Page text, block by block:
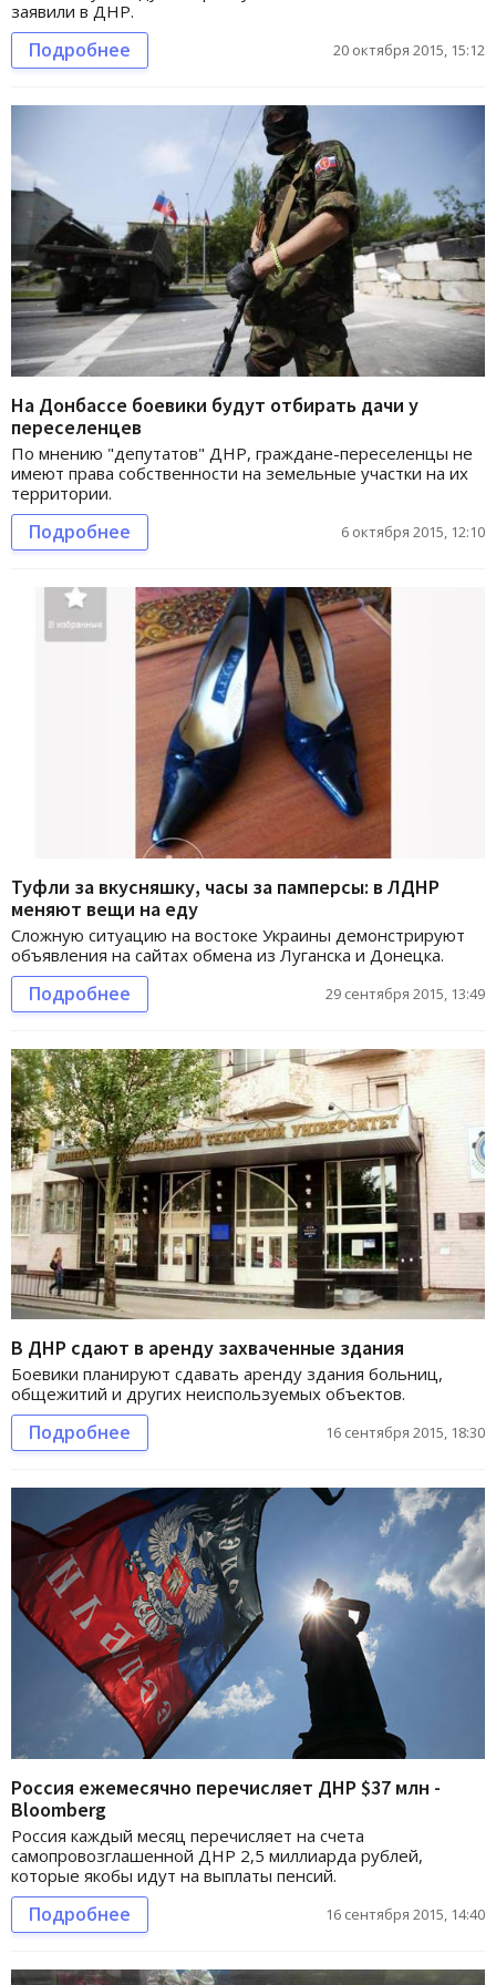
заявили в ДНР.
Подробнее 20 октября 2015, 15:12
На Донбассе боевики будут отбирать дачи у
переселенцев
По мнению "депутатов" ДНР, граждане-переселенцы не
имеют права собственности на земельные участки на их
территории.
Подробнее 6 октября 2015, 12:10
Туфли за вкусняшку, часы за памперсы: в ЛДНР
меняют вещи на еду
Сложную ситуацию на востоке Украины демонстрируют
объявления на сайтах обмена из Луганска и Донецка.
Подробнее 29 сентября 2015, 13:49
В ДНР сдают в аренду захваченные здания
Боевики планируют сдавать аренду здания больниц,
общежитий и других неиспользуемых объектов.
Подробнее 16 сентября 2015, 18:30
Россия ежемесячно перечисляет ДНР $37 млн -
Bloomberg
Россия каждый месяц перечисляет на счета
самопровозглашенной ДНР 2,5 миллиарда рублей,
которые якобы идут на выплаты пенсий.
Подробнее 16 сентября 2015, 14:40